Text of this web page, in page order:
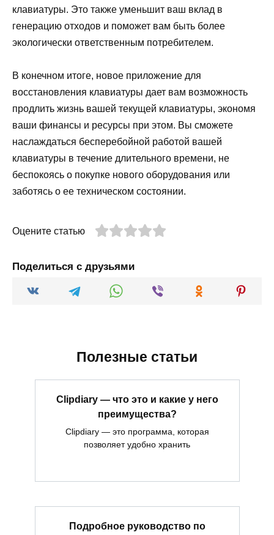
клавиатуры. Это также уменьшит ваш вклад в
генерацию отходов и поможет вам быть более
экологически ответственным потребителем.
В конечном итоге, новое приложение для
восстановления клавиатуры дает вам возможность
продлить жизнь вашей текущей клавиатуры, экономя
ваши финансы и ресурсы при этом. Вы сможете
наслаждаться бесперебойной работой вашей
клавиатуры в течение длительного времени, не
беспокоясь о покупке нового оборудования или
заботясь о ее техническом состоянии.
Оцените статью
Поделиться с друзьями
Полезные статьи
Clipdiary — что это и какие у него
преимущества?
Clipdiary — это программа, которая
позволяет удобно хранить
Подробное руководство по